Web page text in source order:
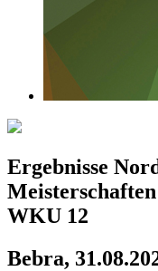
Ergebnisse
WKU 12
Bebra,